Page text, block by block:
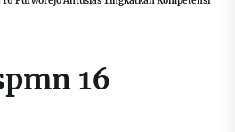
Kurban
16